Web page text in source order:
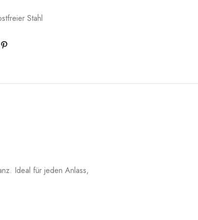
Stahl
Ideal für jeden Anlass,